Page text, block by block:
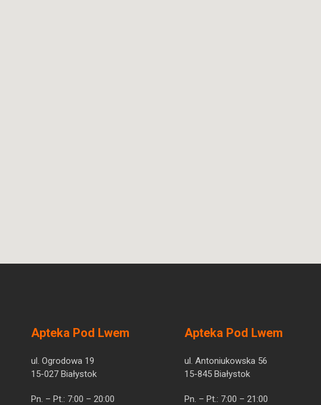
Apteka Pod Lwem
ul. Ogrodowa 19
15-027 Białystok
Pn. – Pt.: 7:00 – 20:00
Apteka Pod Lwem
ul. Antoniukowska 56
15-845 Białystok
Pn. – Pt.: 7:00 – 21:00